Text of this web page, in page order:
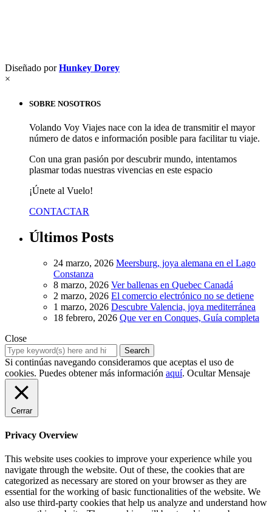
Diseñado porHunkey Dorey
×
SOBRE NOSOTROS
Volando Voy Viajes nace con la idea de transmitir el mayor
número de datos e información posible para facilitar tu viaje.
Con una gran pasión por descubrir mundo, intentamos
plasmar todas nuestras vivencias en este espacio
¡Únete al Vuelo!
CONTACTAR
Últimos Posts
24 marzo, 2026 Meersburg, joya alemana en el Lago
Constanza
8 marzo, 2026 Ver ballenas en Quebec Canadá
2 marzo, 2026 El comercio electrónico no se detiene
1 marzo, 2026 Descubre Valencia, joya mediterránea
18 febrero, 2026 Que ver en Conques, Guía completa
Close
Si continúas navegando consideramos que aceptas el uso de
cookies. Puedes obtener más información aquí. Ocultar Mensaje
Cerrar
Privacy Overview
This website uses cookies to improve your experience while you
navigate through the website. Out of these, the cookies that are
categorized as necessary are stored on your browser as they are
essential for the working of basic functionalities of the website. We
also use third-party cookies that help us analyze and understand how